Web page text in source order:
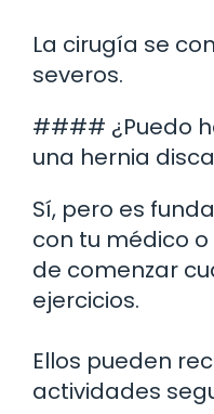
La cirugía se
severos.
#### ¿Puedo
una hernia
Sí, pero es
con tu médico
de comenzar
ejercicios.
Ellos pueden
actividades